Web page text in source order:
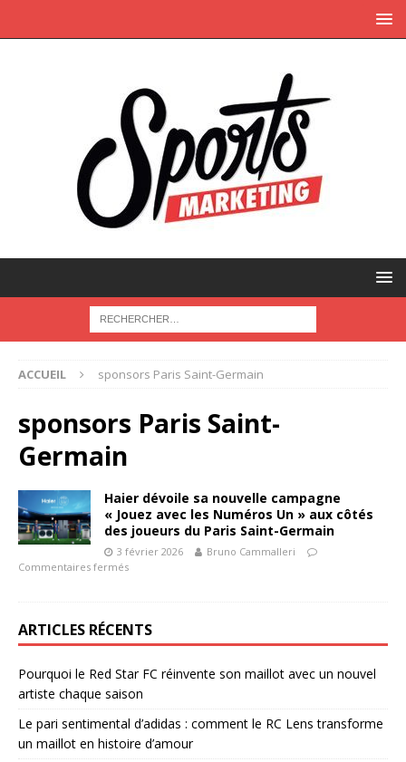
ACCUEIL sponsors Paris Saint-Germain
sponsors Paris Saint-
Germain
Haier dévoile sa nouvelle campagne
« Jouez avec les Numéros Un » aux côtés
des joueurs du Paris Saint-Germain
3 février 2026
Bruno Cammalleri
Commentaires fermés
ARTICLES RÉCENTS
Pourquoi le Red Star FC réinvente son maillot avec un nouvel
artiste chaque saison
Le pari sentimental d’adidas : comment le RC Lens transforme
un maillot en histoire d’amour